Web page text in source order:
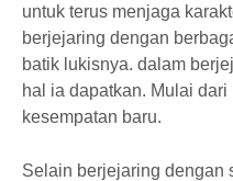
untuk terus menjaga
berjejaring dengan
batik lukisnya. dalam
hal ia dapatkan. Mulai
kesempatan baru.
Selain berjejaring dengan